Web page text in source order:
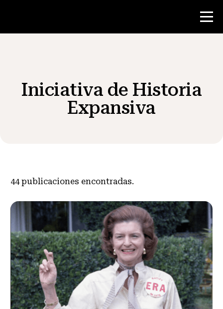
Recursos para maestros
Involucrarse
Iniciativa de Historia
Expansiva
44 publicaciones encontradas.